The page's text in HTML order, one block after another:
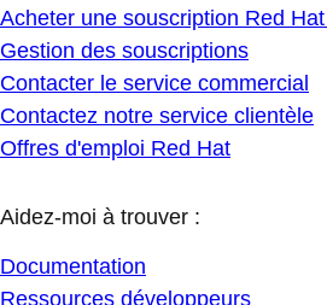
Acheter une souscription Red
Gestion des souscriptions
Contacter le service commercial
Contactez notre service clientèle
Offres d'emploi Red Hat
Aidez-moi à trouver :
Documentation
Ressources développeurs